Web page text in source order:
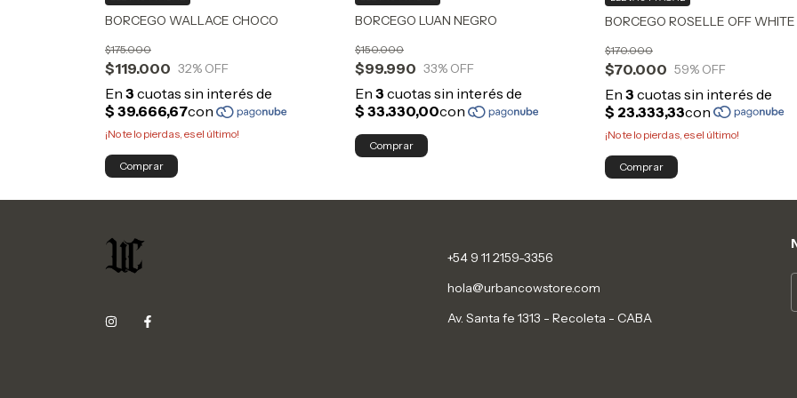
BORCEGO WALLACE CHOCO
$119.000
$175.000
32% OFF
¡No te lo pierdas, es el último!
Comprar
BORCEGO LUAN NEGRO
$99.990
$150.000
33% OFF
Comprar
BORCEGO ROSELLE OFF WHITE
$70.000
$170.000
59% OFF
¡No te lo pierdas, es el último!
Comprar
+54 9 11 2159-3356
hola@urbancowstore.com
Av. Santa fe 1313 - Recoleta - CABA